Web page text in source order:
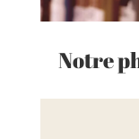
Notre